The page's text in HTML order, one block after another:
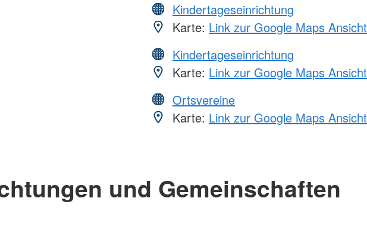
Kindertageseinrichtung
Karte: Link zur Google Maps Ansicht
Kindertageseinrichtung
Karte: Link zur Google Maps Ansicht
Ortsvereine
Karte: Link zur Google Maps Ansicht
und Gemeinschaften